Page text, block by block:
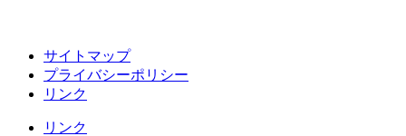
サイトマップ
プライバシーポリシー
リンク
リンク